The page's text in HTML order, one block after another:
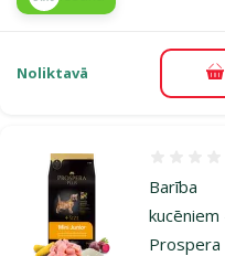
Noliktavā
Barība
kucēniem
Prospera